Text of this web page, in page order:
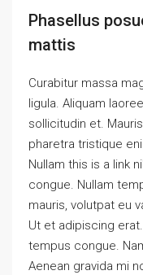
Phasellus
mattis
Curabitur massa
ligula. Aliquam
sollicitudin et.
pharetra tristique
Nullam this is a link
congue. Nullam
mauris, volutpat eu
Ut et adipiscing
tempus congue.
Aenean gravida mi